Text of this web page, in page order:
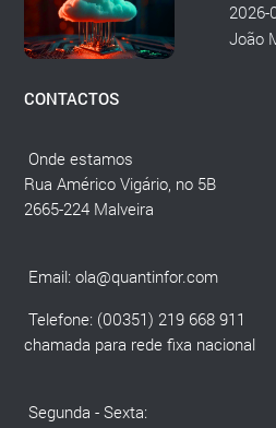
2026-
João
CONTACTOS
Onde estamos
Rua Américo Vigário, no 5B
2665-224 Malveira
Email:ola@quantinfor.com
Telefone: (00351) 219 668 911
chamada para rede fixa nacional
Segunda - Sexta: